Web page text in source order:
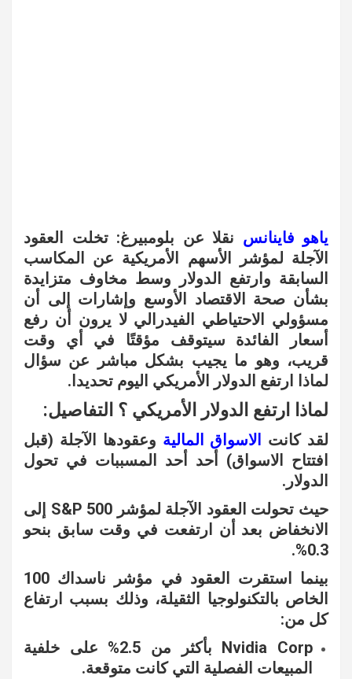
ياهو فاينانس نقلا عن بلومبيرغ: تخلت العقود
الآجلة لمؤشر الأسهم الأمريكية عن المكاسب
السابقة وارتفع الدولار وسط مخاوف متزايدة
بشأن صحة الاقتصاد الأوسع وإشارات إلى أن
مسؤولي الاحتياطي الفيدرالي لا يرون أن رفع
أسعار الفائدة سيتوقف مؤقتًا في أي وقت
قريب، وهو ما يجيب بشكل مباشر عن سؤال
لماذا ارتفع الدولار الأمريكي اليوم تحديدا.
لماذا ارتفع الدولار الأمريكي ؟ التفاصيل:
لقد كانت الاسواق المالية وعقودها الآجلة (قبل
افتتاح الاسواق) أحد أحد المسببات في تحول
الدولار.
حيث تحولت العقود الآجلة لمؤشر S&P 500 إلى
الانخفاض بعد أن ارتفعت في وقت سابق بنحو
0.3%.
بينما استقرت العقود في مؤشر ناسداك 100
الخاص بالتكنولوجيا الثقيلة، وذلك بسبب ارتفاع
كل من:
Nvidia Corp بأكثر من 2.5% على خلفية
المبيعات الفصلية التي كانت متوقعة.